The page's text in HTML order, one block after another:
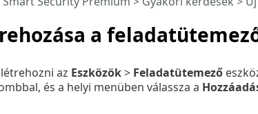
a
az Eszközök> Feladatütemező
és a helyi menüben válassza a